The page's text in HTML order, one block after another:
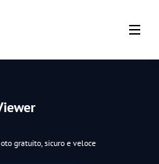
gratuito, sicuro e veloce